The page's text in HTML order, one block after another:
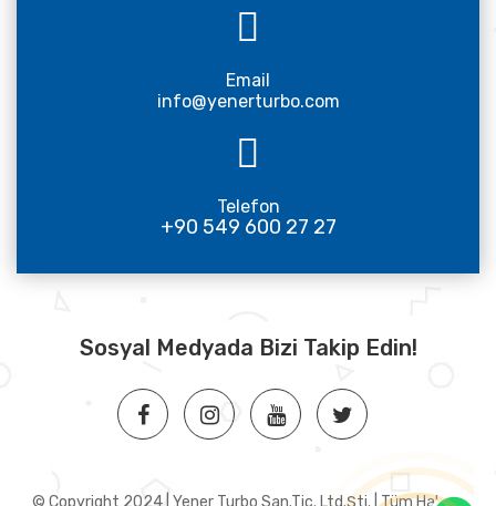
Email
info@yenerturbo.com
Telefon
+90 549 600 27 27
Sosyal Medyada Bizi Takip Edin!
© Copyright 2024 | Yener Turbo San.Tic. Ltd.Şti. | Tüm Hakları